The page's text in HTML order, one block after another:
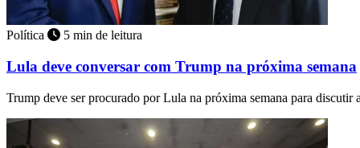
Política 5 min de leitura
Lula deve conversar com Trump na próxima semana
Trump deve ser procurado por Lula na próxima semana para